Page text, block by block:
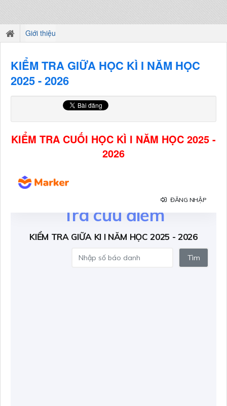
Giới thiệu
KIỂM TRA GIỮA HỌC KÌ I NĂM HỌC
2025 - 2026
KIỂM TRA CUỐI HỌC KÌ I NĂM HỌC 2025 -
2026